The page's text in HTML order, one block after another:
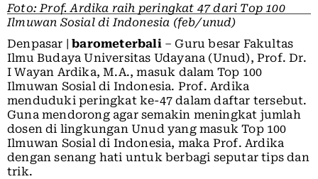
Foto: Prof. Ardika raih peringkat 47 dari Top 100
Ilmuwan Sosial di Indonesia (feb/unud)
Denpasar |barometerbali – Guru besar Fakultas
Ilmu Budaya Universitas Udayana (Unud), Prof. Dr.
I Wayan Ardika, M.A., masuk dalam Top 100
Ilmuwan Sosial di Indonesia. Prof. Ardika
menduduki peringkat ke-47 dalam daftar tersebut.
Guna mendorong agar semakin meningkat jumlah
dosen di lingkungan Unud yang masuk Top 100
Ilmuwan Sosial di Indonesia, maka Prof. Ardika
dengan senang hati untuk berbagi seputar tips dan
trik.